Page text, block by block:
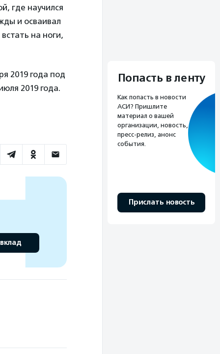
где научился
и осваивал
на ноги,
2019 года под
2019 года.
Попасть в ленту
Как попасть в новости
АСИ? Пришлите
материал о вашей
организации, новость,
пресс-релиз, анонс
события.
Прислать новость